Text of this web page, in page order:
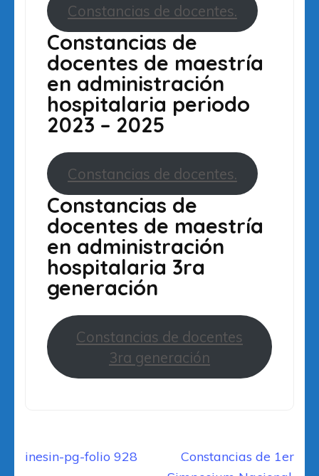
Constancias de docentes.
Constancias de
docentes de maestría
en administración
hospitalaria periodo
2023 – 2025
Constancias de docentes.
Constancias de
docentes de maestría
en administración
hospitalaria 3ra
generación
Constancias de docentes
3ra generación
Navegación
inesin-pg-folio 928
Constancias de 1er